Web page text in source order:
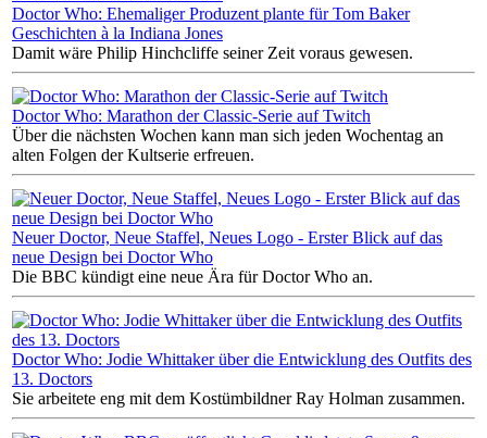
Doctor Who: Ehemaliger Produzent plante für Tom Baker
Geschichten à la Indiana Jones
Damit wäre Philip Hinchcliffe seiner Zeit voraus gewesen.
Doctor Who: Marathon der Classic-Serie auf Twitch
Über die nächsten Wochen kann man sich jeden Wochentag an
alten Folgen der Kultserie erfreuen.
Neuer Doctor, Neue Staffel, Neues Logo - Erster Blick auf das
neue Design bei Doctor Who
Die BBC kündigt eine neue Ära für Doctor Who an.
Doctor Who: Jodie Whittaker über die Entwicklung des Outfits des
13. Doctors
Sie arbeitete eng mit dem Kostümbildner Ray Holman zusammen.